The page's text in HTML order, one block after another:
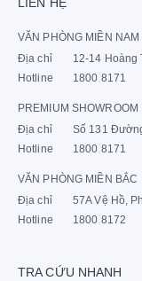
VĂN PHÒNG MIỀN NAM
Địa chỉ
12-14 Hoàng
Hotline
1800 8171
PREMIUM SHOWROOM
Địa chỉ
Số 131
Hotline
1800 8171
VĂN PHÒNG MIỀN BẮC
Địa chỉ
57A Vệ Hồ,
Hotline
1800 8172
TRA CỨU NHANH